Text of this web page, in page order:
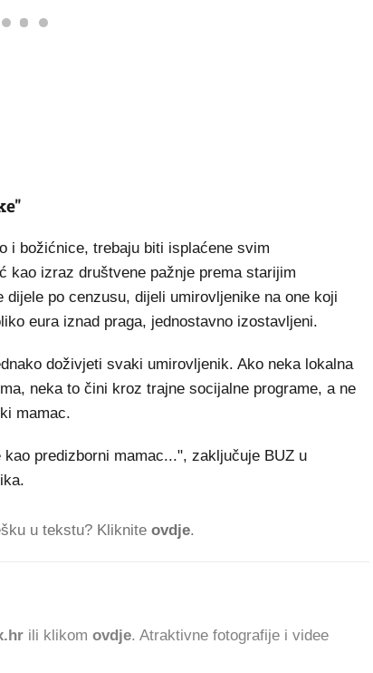
i božićnice, trebaju biti isplaćene svim
kao izraz društvene pažnje prema starijim
po cenzusu, dijeli umirovljenike na one koji
eura iznad praga, jednostavno izostavljeni.
doživjeti svaki umirovljenik. Ako neka lokalna
neka to čini kroz trajne socijalne programe, a ne
mamac.
predizborni mamac...", zaključuje BUZ u
u tekstu? Kliknite ovdje.
ili klikom ovdje. Atraktivne fotografije i videe